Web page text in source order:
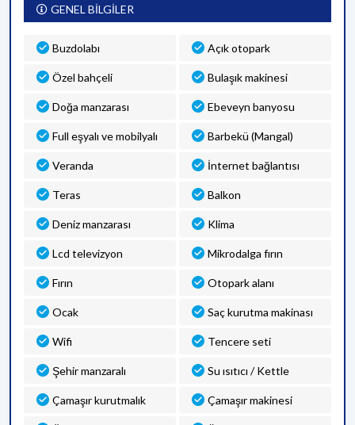
GENEL BİLGİLER
Buzdolabı Açık otopark
Özel bahçeli Bulaşık makinesi
Doğa manzarası Ebeveyn banyosu
Full eşyalı ve mobilyalı Barbekü (Mangal)
Veranda İnternet bağlantısı
Teras Balkon
Deniz manzarası Klima
Lcd televizyon Mikrodalga fırın
Fırın Otopark alanı
Ocak Saç kurutma makinası
Wifi Tencere seti
Şehir manzaralı Su ısıtıcı / Kettle
Çamaşır kurutmalık Çamaşır makinesi